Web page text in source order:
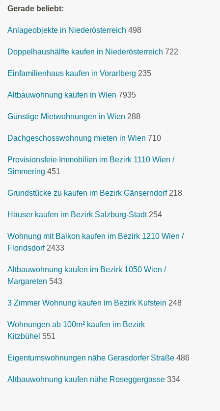
Gerade beliebt:
Anlageobjekte in Niederösterreich 498
Doppelhaushälfte kaufen in Niederösterreich 722
Einfamilienhaus kaufen in Vorarlberg 235
Altbauwohnung kaufen in Wien 7935
Günstige Mietwohnungen in Wien 288
Dachgeschosswohnung mieten in Wien 710
Provisionsfeie Immobilien im Bezirk 1110 Wien /
Simmering 451
Grundstücke zu kaufen im Bezirk Gänserndorf 218
Häuser kaufen im Bezirk Salzburg-Stadt 254
Wohnung mit Balkon kaufen im Bezirk 1210 Wien /
Floridsdorf 2433
Altbauwohnung kaufen im Bezirk 1050 Wien /
Margareten 543
3 Zimmer Wohnung kaufen im Bezirk Kufstein 248
Wohnungen ab 100m² kaufen im Bezirk
Kitzbühel 551
Eigentumswohnungen nähe Gerasdorfer Straße 486
Altbauwohnung kaufen nähe Roseggergasse 334